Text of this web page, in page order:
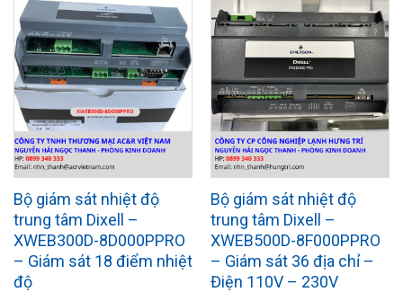
Bộ giám sát nhiệt độ
trung tâm Dixell –
XWEB300D-8D000PPRO
– Giám sát 18 điểm nhiệt
độ
Bộ giám sát nhiệt độ
trung tâm Dixell –
XWEB500D-8F000PPRO
– Giám sát 36 địa chỉ –
Điện 110V – 230V